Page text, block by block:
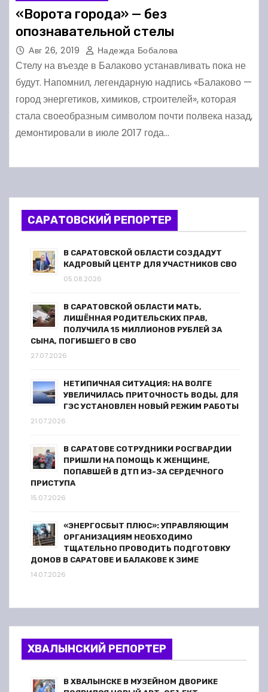
«Ворота города» — без
опознавательной стелы
Авг 26, 2019 Надежда Бобалова
Стелу на въезде в Балаково устанавливать пока не
будут. Напомнил, легендарную надпись «Балаково —
город энергетиков, химиков, строителей», которая
стала своеобразным символом почти полвека назад,
демонтировали в июле 2017 года…
САРАТОВСКИЙ РЕПОРТЕР
В САРАТОВСКОЙ ОБЛАСТИ СОЗДАДУТ
КАДРОВЫЙ ЦЕНТР ДЛЯ УЧАСТНИКОВ СВО
05.08.2026
В САРАТОВСКОЙ ОБЛАСТИ МАТЬ,
ЛИШЁННАЯ РОДИТЕЛЬСКИХ ПРАВ,
ПОЛУЧИЛА 15 МИЛЛИОНОВ РУБЛЕЙ ЗА
СЫНА, ПОГИБШЕГО В СВО
27.07.2026
НЕТИПИЧНАЯ СИТУАЦИЯ: НА ВОЛГЕ
УВЕЛИЧИЛАСЬ ПРИТОЧНОСТЬ ВОДЫ, ДЛЯ
ГЭС УСТАНОВЛЕН НОВЫЙ РЕЖИМ РАБОТЫ
21.07.2026
В САРАТОВЕ СОТРУДНИКИ РОСГВАРДИИ
ПРИШЛИ НА ПОМОЩЬ К ЖЕНЩИНЕ,
ПОПАВШЕЙ В ДТП ИЗ-ЗА СЕРДЕЧНОГО
ПРИСТУПА
15.07.2026
«ЭНЕРГОСБЫТ ПЛЮС»: УПРАВЛЯЮЩИМ
ОРГАНИЗАЦИЯМ НЕОБХОДИМО
ТЩАТЕЛЬНО ПРОВОДИТЬ ПОДГОТОВКУ
ДОМОВ В САРАТОВЕ И БАЛАКОВЕ К ЗИМЕ
14.07.2026
ХВАЛЫНСКИЙ РЕПОРТЕР
В ХВАЛЫНСКЕ В МУЗЕЙНОМ ДВОРИКЕ